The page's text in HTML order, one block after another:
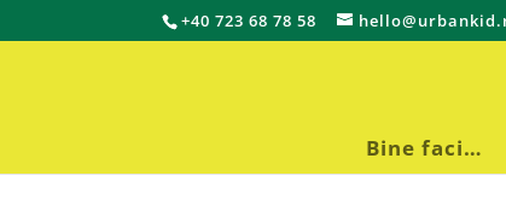
+40 723 68 78 58
Bine faci…